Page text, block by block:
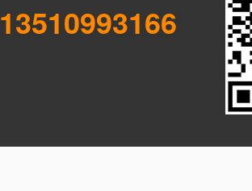
13510993166